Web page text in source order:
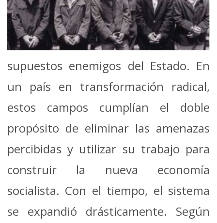
supuestos enemigos del Estado. En
un país en transformación radical,
estos campos cumplían el doble
propósito de eliminar las amenazas
percibidas y utilizar su trabajo para
construir la nueva economía
socialista. Con el tiempo, el sistema
se expandió drásticamente. Según